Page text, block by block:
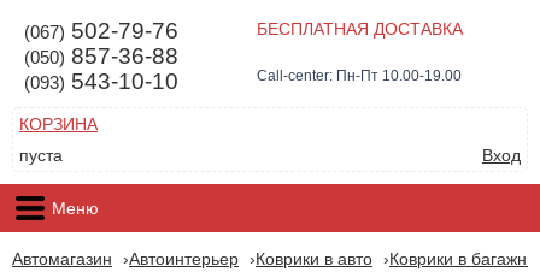
(067) 502-79-76
(050) 857-36-88
(093) 543-10-10
БЕСПЛАТНАЯ ДОСТАВКА
Call-center: Пн-Пт 10.00-19.00
КОРЗИНА
пуста
Вход
Меню
Автомагазин Автоинтерьер Коврики в авто Коврики в